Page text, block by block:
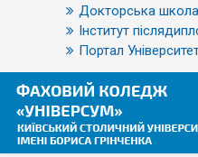
Докторська школа
Інститут
Портал